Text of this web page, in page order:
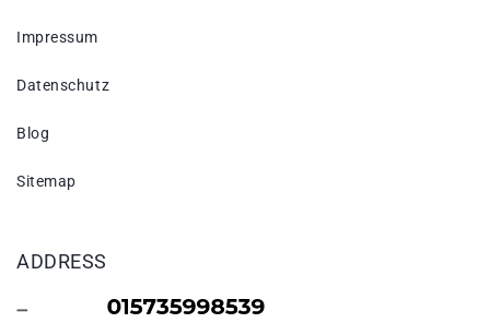
Impressum
Datenschutz
Blog
Sitemap
ADDRESS